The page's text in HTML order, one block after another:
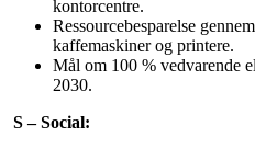
kontorcentre.
Ressourcebesparelse
kaffemaskiner og printere.
Mål om 100 % vedvarende
2030.
S – Social: